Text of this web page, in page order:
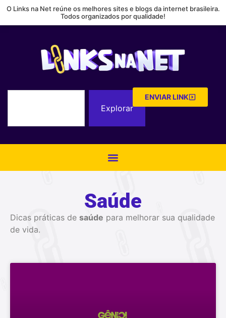
O Links na Net reúne os melhores sites e blogs da internet brasileira.
Todos organizados por qualidade!
Explorar
ENVIAR LINK
Saúde
Dicas práticas de saúde para melhorar sua qualidade
de vida.